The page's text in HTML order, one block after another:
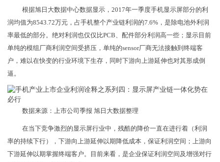
根据旭日大数据中心数据显示，2017年一季度手机显示屏部分的利
润均值为8543.72万元，占手机整个产业链利润的7.6%，是除电池外利润
率最低的部分。绝对利润也仅仅比PCB、配件部分利润高一些；显示目前
单纯的模组厂商利润空间受挤压，单纯的sensor厂商无法接触到终端客
户，难以在快变的行业环境下生存，同时下游向上游延伸也对其形成倒
逼。
数据来源：上市公司季报 旭日大数据整理
在当下竞争激烈的显示屏行业中，残酷的降价一直在进行着（利润
率的持续下行），下游向上游延伸以期降低成本，保证利润空间；上游向
下游延伸以期掌握终端客户。目前来看，是企业保证利润空间及增强对行